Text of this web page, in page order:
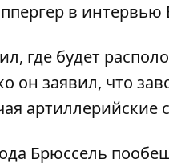
в интервью
где будет
он заявил, что
Брюссель